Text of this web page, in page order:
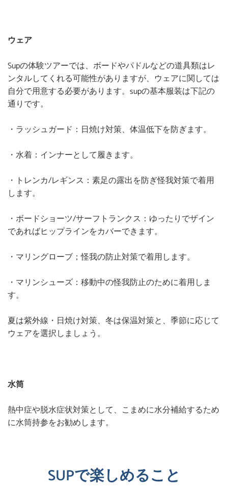
ウェア
Supの体験ツアーでは、ボードやパドルなどの道具類はレ
ンタルしてくれる可能性がありますが、ウェアに関しては
自分で用意する必要があります。supの基本服装は下記の
通りです。
・ラッシュガード：日焼け対策、体温低下を防ぎます。
・水着：インナーとして履きます。
・トレンカ/レギンス：素足の露出を防ぎ怪我対策で着用
します。
・ボードショーツ/サーフトランクス：ゆったりでザイン
であればヒップラインをカバーできます。
・マリングローブ；怪我の防止対策で着用します。
・マリンシューズ：移動中の怪我防止のために着用しま
す。
夏は紫外線・日焼け対策、冬は保温対策と、季節に応じて
ウェアを選択しましょう。
水筒
熱中症や脱水症状対策として、こまめに水分補給するため
に水筒持参をお勧めします。
SUPで楽しめること